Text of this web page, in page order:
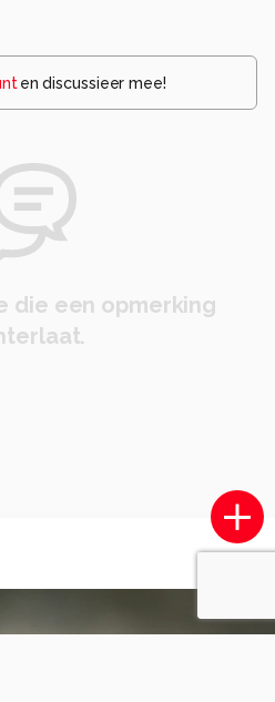
en discussieer mee!
die een opmerking